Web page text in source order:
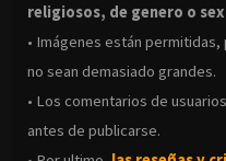
religiosos, de genero o
• Imágenes están
no sean demasiado grandes.
• Los comentarios de
antes de publicarse.